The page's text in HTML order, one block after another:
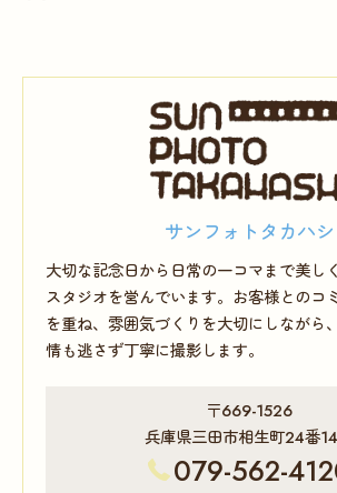
サンフォトタカハシ
大切な記念日から日常の一コマまで美し
スタジオを営んでいます。お客様とのコ
を重ね、雰囲気づくりを大切にしながら
情も逃さず丁寧に撮影します。
〒669-1526
兵庫県三田市相生町24番
079-562-